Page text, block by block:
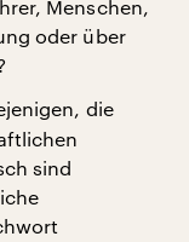
Menschen,
oder über
die
sind